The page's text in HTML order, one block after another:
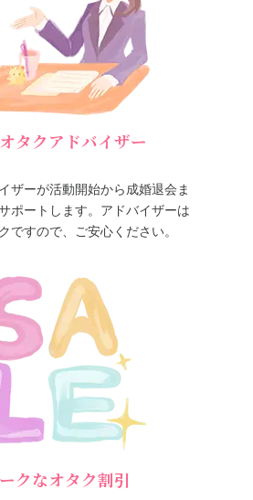
タクアドバイザー
ザーが活動開始から成婚退会ま
ポートします。アドバイザーは
ですので、ご安心ください。
クなオタク割引